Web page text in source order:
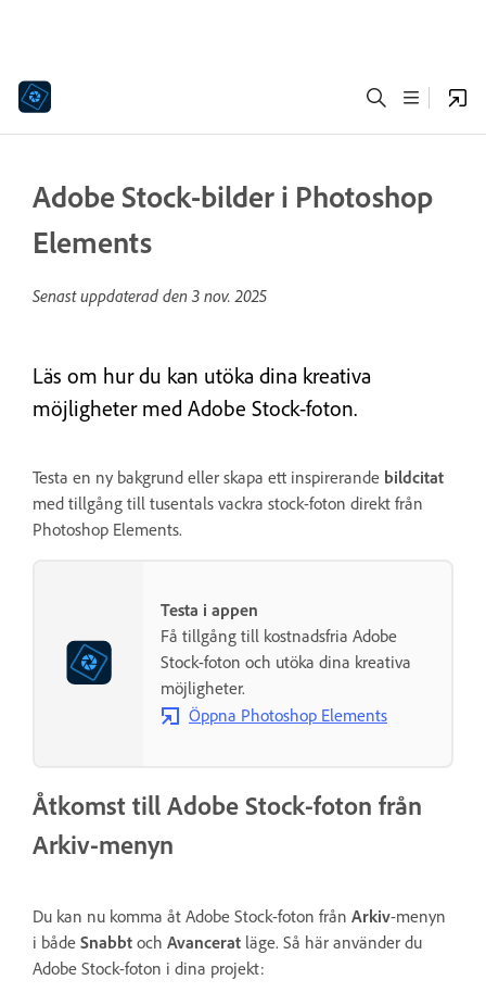
Adobe Stock-bilder i Photoshop
Elements
Senast uppdaterad den 3 nov. 2025
Läs om hur du kan utöka dina kreativa
möjligheter med Adobe Stock-foton.
Testa en ny bakgrund eller skapa ett inspirerande bildcitat
med tillgång till tusentals vackra stock-foton direkt från
Photoshop Elements.
Testa i appen
Få tillgång till kostnadsfria Adobe
Stock-foton och utöka dina kreativa
möjligheter.
Öppna Photoshop Elements
Åtkomst till Adobe Stock-foton från
Arkiv-menyn
Du kan nu komma åt Adobe Stock-foton från Arkiv-menyn
i både Snabbt och Avancerat läge. Så här använder du
Adobe Stock-foton i dina projekt: